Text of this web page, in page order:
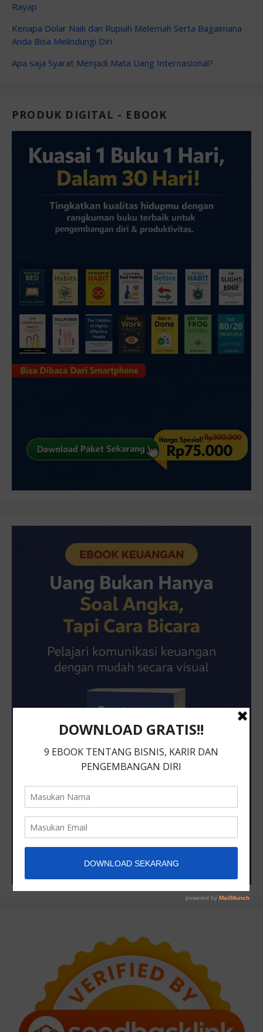
Rayap
Kenapa Dolar Naik dan Rupiah Melemah Serta Bagaimana
Anda Bisa Melindungi Diri
Apa saja Syarat Menjadi Mata Uang Internasional?
PRODUK DIGITAL - EBOOK